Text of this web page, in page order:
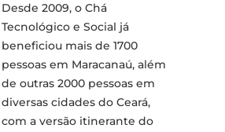
Desde 2009, o Chá
Tecnológico e Social já
beneficiou mais de 1700
pessoas em Maracanaú, além
de outras 2000 pessoas em
diversas cidades do Ceará,
com a versão itinerante do